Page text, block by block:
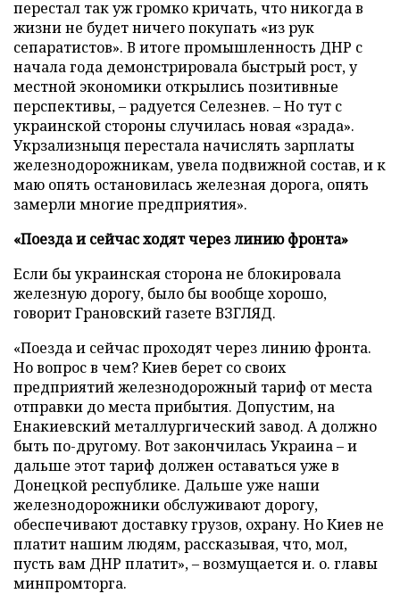
перестал так уж громко кричать, что никогда в
жизни не будет ничего покупать «из рук
сепаратистов». В итоге промышленность ДНР с
начала года демонстрировала быстрый рост, у
местной экономики открылись позитивные
перспективы, – радуется Селезнев. – Но тут с
украинской стороны случилась новая «зрада».
Укрзализныця перестала начислять зарплаты
железнодорожникам, увела подвижной состав, и к
маю опять остановилась железная дорога, опять
замерли многие предприятия».
«Поезда и сейчас ходят через линию фронта»
Если бы украинская сторона не блокировала
железную дорогу, было бы вообще хорошо,
говорит Грановский газете ВЗГЛЯД.
«Поезда и сейчас проходят через линию фронта.
Но вопрос в чем? Киев берет со своих
предприятий железнодорожный тариф от места
отправки до места прибытия. Допустим, на
Енакиевский металлургический завод. А должно
быть по-другому. Вот закончилась Украина – и
дальше этот тариф должен оставаться уже в
Донецкой республике. Дальше уже наши
железнодорожники обслуживают дорогу,
обеспечивают доставку грузов, охрану. Но Киев не
платит нашим людям, рассказывая, что, мол,
пусть вам ДНР платит», – возмущается и. о. главы
минпромторга.